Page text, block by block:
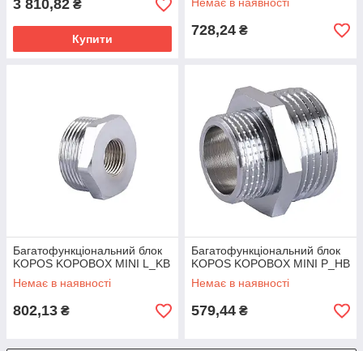
3 810,82 ₴
Купити
728,24 ₴
Багатофункціональний блок
KOPOS KOPOBOX MINI L_KB
Немає в наявності
802,13 ₴
Багатофункціональний блок
KOPOS KOPOBOX MINI P_HB
Немає в наявності
579,44 ₴